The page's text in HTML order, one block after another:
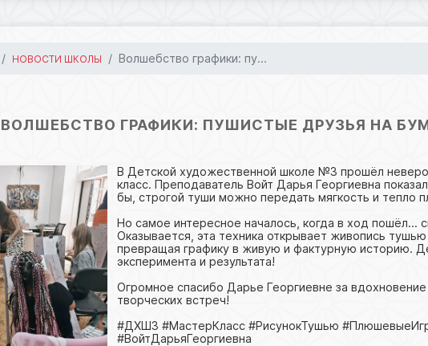
НОВОСТИ ШКОЛЫ Волшебство графики: пу...
ВОЛШЕБСТВО ГРАФИКИ: ПУШИСТЫЕ ДРУЗЬЯ НА
В Детской художественной школе №3 прошёл
класс. Преподаватель Войт Дарья Георгиевна
бы, строгой туши можно передать мягкость и тепло
Но самое интересное началось, когда в ход пошёл...
Оказывается, эта техника открывает живопись
превращая графику в живую и фактурную историю.
эксперимента и результата!
Огромное спасибо Дарье Георгиевне за
творческих встреч!
#ДХШ3 #МастерКласс #РисунокТушью
#ВойтДарьяГеоргиевна